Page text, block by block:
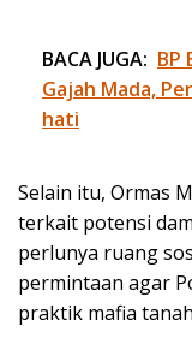
BACA JUGA: BP
Gajah Mada,
hati
Selain itu, Ormas
terkait potensi
perlunya ruang
permintaan agar
praktik mafia